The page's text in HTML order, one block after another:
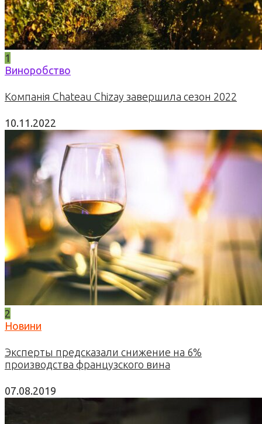
1
Виноробство
Компанія Chateau Chizay завершила сезон 2022
10.11.2022
2
Новини
Эксперты предсказали снижение на 6%
производства французского вина
07.08.2019